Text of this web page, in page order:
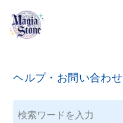
MATIO
N
ヘルプ・お問い合わせ